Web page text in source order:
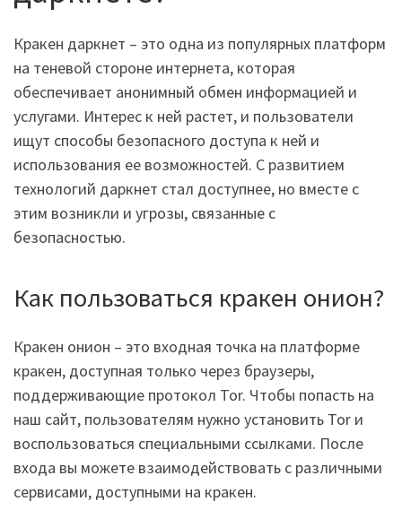
Кракен даркнет – это одна из популярных платформ
на теневой стороне интернета, которая
обеспечивает анонимный обмен информацией и
услугами. Интерес к ней растет, и пользователи
ищут способы безопасного доступа к ней и
использования ее возможностей. С развитием
технологий даркнет стал доступнее, но вместе с
этим возникли и угрозы, связанные с
безопасностью.
Как пользоваться кракен онион?
Кракен онион – это входная точка на платформе
кракен, доступная только через браузеры,
поддерживающие протокол Tor. Чтобы попасть на
наш сайт, пользователям нужно установить Tor и
воспользоваться специальными ссылками. После
входа вы можете взаимодействовать с различными
сервисами, доступными на кракен.